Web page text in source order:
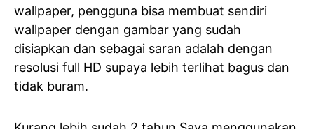
wallpaper, pengguna bisa membuat sendiri
wallpaper dengan gambar yang sudah
disiapkan dan sebagai saran adalah dengan
resolusi full HD supaya lebih terlihat bagus dan
tidak buram.